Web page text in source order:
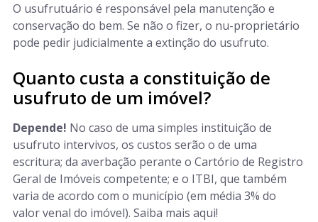
O usufrutuário é responsável pela manutenção e
conservação do bem. Se não o fizer, o nu-proprietário
pode pedir judicialmente a extinção do usufruto.
Quanto custa a constituição de
usufruto de um imóvel?
Depende! No caso de uma simples instituição de
usufruto intervivos, os custos serão o de uma
escritura; da averbação perante o Cartório de Registro
Geral de Imóveis competente; e o ITBI, que também
varia de acordo com o município (em média 3% do
valor venal do imóvel). Saiba mais aqui!